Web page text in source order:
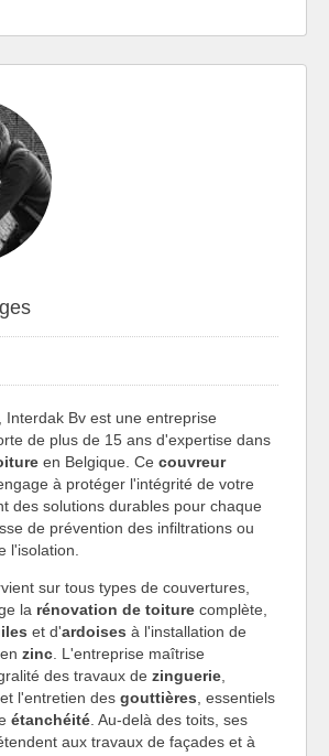
Interdak Bv est une entreprise
de plus de 15 ans d'expertise dans
en Belgique. Ce couvreur
à protéger l'intégrité de votre
des solutions durables pour chaque
de prévention des infiltrations ou
l'isolation.
sur tous types de couvertures,
la rénovation de toiture complète,
et d'ardoises à l'installation de
zinc . L'entreprise maîtrise
des travaux de zinguerie
l'entretien des gouttières , essentiels
étanchéité . Au-delà des toits, ses
aux travaux de façades et à